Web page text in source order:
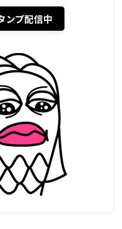
ンプ配信中